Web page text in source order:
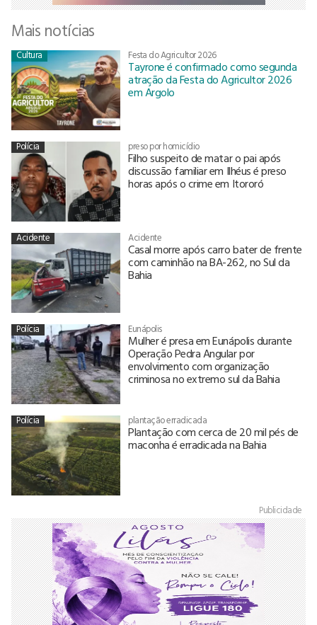
Mais notícias
Cultura Festa do Agricultor 2026
Tayrone é confirmado como segunda
atração da Festa do Agricultor 2026
em Argolo
Polícia preso por homicídio
Filho suspeito de matar o pai após
discussão familiar em Ilhéus é preso
horas após o crime em Itororó
Acidente Acidente
Casal morre após carro bater de frente
com caminhão na BA-262, no Sul da
Bahia
Polícia Eunápolis
Mulher é presa em Eunápolis durante
Operação Pedra Angular por
envolvimento com organização
criminosa no extremo sul da Bahia
Polícia plantação erradicada
Plantação com cerca de 20 mil pés de
maconha é erradicada na Bahia
Publicidade